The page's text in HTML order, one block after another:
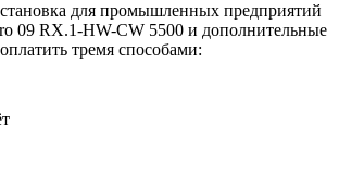
для промышленных предприятий
09 RX.1-HW-CW 5500 и дополнительные
тремя способами: